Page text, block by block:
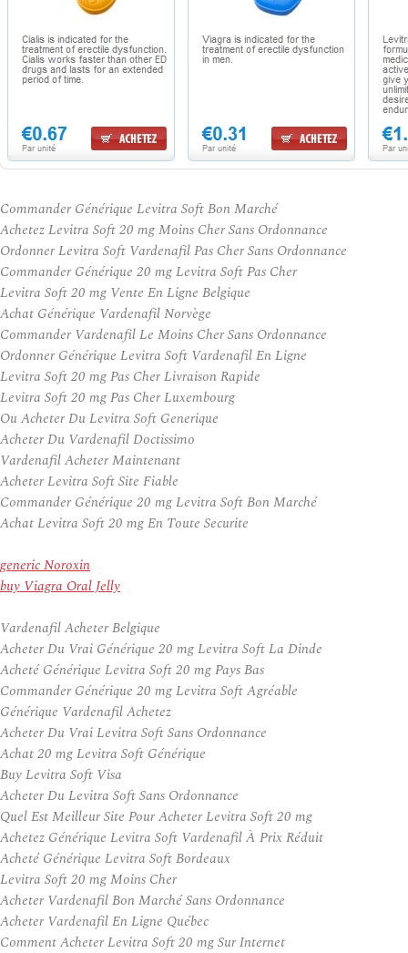
Commander Générique Levitra Soft Bon Marché
Achetez Levitra Soft 20 mg Moins Cher Sans Ordonnance
Ordonner Levitra Soft Vardenafil Pas Cher Sans Ordonnance
Commander Générique 20 mg Levitra Soft Pas Cher
Levitra Soft 20 mg Vente En Ligne Belgique
Achat Générique Vardenafil Norvège
Commander Vardenafil Le Moins Cher Sans Ordonnance
Ordonner Générique Levitra Soft Vardenafil En Ligne
Levitra Soft 20 mg Pas Cher Livraison Rapide
Levitra Soft 20 mg Pas Cher Luxembourg
Ou Acheter Du Levitra Soft Generique
Acheter Du Vardenafil Doctissimo
Vardenafil Acheter Maintenant
Acheter Levitra Soft Site Fiable
Commander Générique 20 mg Levitra Soft Bon Marché
Achat Levitra Soft 20 mg En Toute Securite
generic Noroxin
buy Viagra Oral Jelly
Vardenafil Acheter Belgique
Acheter Du Vrai Générique 20 mg Levitra Soft La Dinde
Acheté Générique Levitra Soft 20 mg Pays Bas
Commander Générique 20 mg Levitra Soft Agréable
Générique Vardenafil Achetez
Acheter Du Vrai Levitra Soft Sans Ordonnance
Achat 20 mg Levitra Soft Générique
Buy Levitra Soft Visa
Acheter Du Levitra Soft Sans Ordonnance
Quel Est Meilleur Site Pour Acheter Levitra Soft 20 mg
Achetez Générique Levitra Soft Vardenafil À Prix Réduit
Acheté Générique Levitra Soft Bordeaux
Levitra Soft 20 mg Moins Cher
Acheter Vardenafil Bon Marché Sans Ordonnance
Acheter Vardenafil En Ligne Québec
Comment Acheter Levitra Soft 20 mg Sur Internet